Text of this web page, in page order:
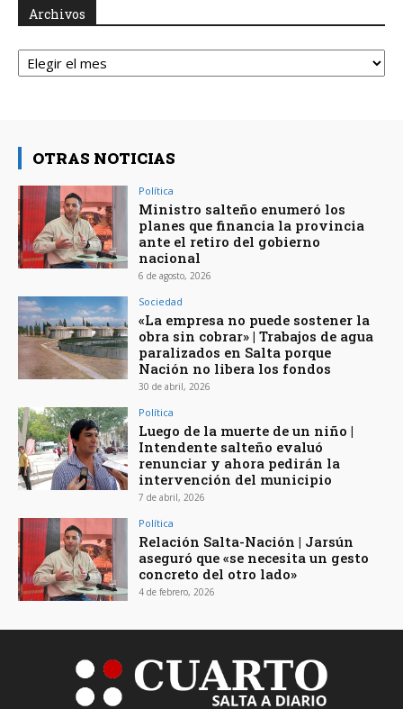
Archivos
Archivos
OTRAS NOTICIAS
Política
Ministro salteño enumeró los
planes que financia la provincia
ante el retiro del gobierno
nacional
6 de agosto, 2026
Sociedad
«La empresa no puede sostener la
obra sin cobrar» | Trabajos de agua
paralizados en Salta porque
Nación no libera los fondos
30 de abril, 2026
Política
Luego de la muerte de un niño |
Intendente salteño evaluó
renunciar y ahora pedirán la
intervención del municipio
7 de abril, 2026
Política
Relación Salta-Nación | Jarsún
aseguró que «se necesita un gesto
concreto del otro lado»
4 de febrero, 2026